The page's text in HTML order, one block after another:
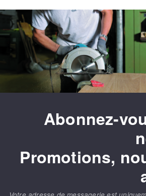
Abonnez-
Promotions,